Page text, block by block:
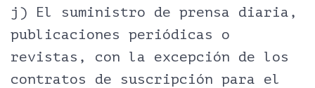
j) El suministro de prensa diaria,
publicaciones periódicas o
revistas, con la excepción de los
contratos de suscripción para el